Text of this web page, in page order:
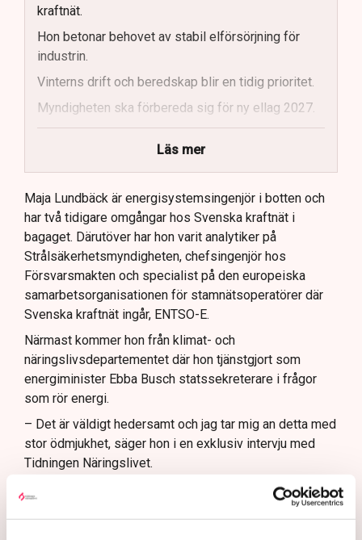
kraftnät.
Hon betonar behovet av stabil elförsörjning för
industrin.
Vinterns drift och beredskap blir en tidig prioritet.
Myndigheten ska förbereda sig för ny ellag 2027.
Maja Lundbäck vill se en mer proaktiv
Läs mer
Maja Lundbäck är energisystemsingenjör i botten och
har två tidigare omgångar hos Svenska kraftnät i
bagaget. Därutöver har hon varit analytiker på
Strålsäkerhetsmyndigheten, chefsingenjör hos
Försvarsmakten och specialist på den europeiska
samarbetsorganisationen för stamnätsoperatörer där
Svenska kraftnät ingår, ENTSO-E.
Närmast kommer hon från klimat- och
näringslivsdepartementet där hon tjänstgjort som
energiminister Ebba Busch statssekreterare i frågor
som rör energi.
– Det är väldigt hedersamt och jag tar mig an detta med
stor ödmjukhet, säger hon i en exklusiv intervju med
Tidningen Näringslivet.
regeringens nya plan för